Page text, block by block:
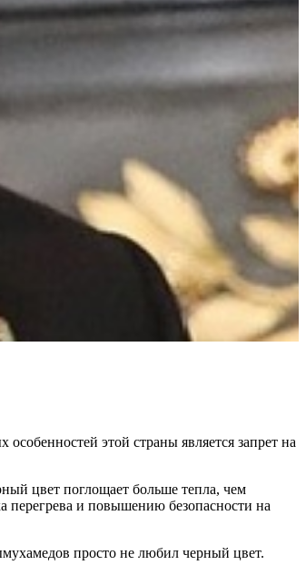
этой страны является запрет на
цвет поглощает больше тепла, чем
перегрева и повышению безопасности на
просто не любил черный цвет.